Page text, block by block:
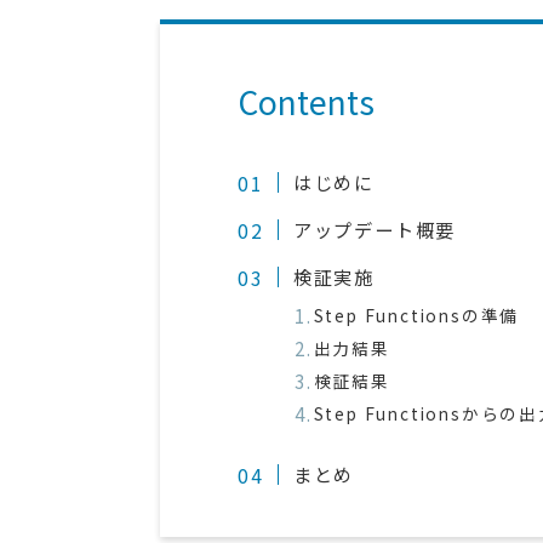
Contents
はじめに
アップデート概要
検証実施
Step Functionsの準備
出力結果
検証結果
Step Functionsからの出
まとめ